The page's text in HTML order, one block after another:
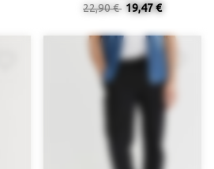
22,90 € 19,47 €